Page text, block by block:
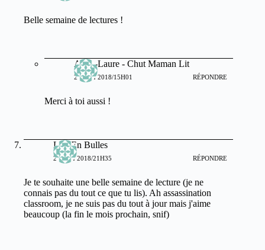
Belle semaine de lectures !
Anne-Laure - Chut Maman Lit
22 MAI 2018/15H01 RÉPONDRE
Merci à toi aussi !
Lire En Bulles
21 MAI 2018/21H35 RÉPONDRE
Je te souhaite une belle semaine de lecture (je ne
connais pas du tout ce que tu lis). Ah assassination
classroom, je ne suis pas du tout à jour mais j'aime
beaucoup (la fin le mois prochain, snif)